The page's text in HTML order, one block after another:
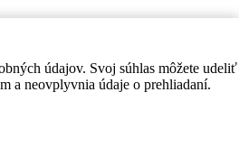
údajov. Svoj súhlas môžete udeliť
a neovplyvnia údaje o prehliadaní.